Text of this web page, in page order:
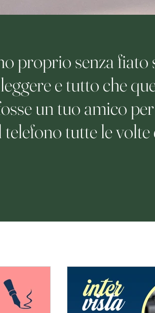
proprio senza
e tutto che
un tuo amico
tutte le volte